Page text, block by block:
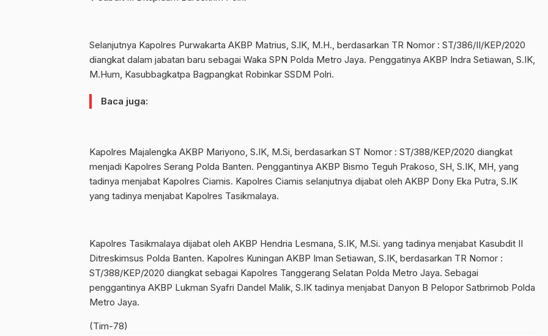
Selanjutnya Kapolres Purwakarta AKBP Matrius, S.lK, M.H., berdasarkan TR Nomor : ST/386/II/KEP/2020
diangkat dalam jabatan baru sebagai Waka SPN Polda Metro Jaya. Penggatinya AKBP Indra Setiawan, S.IK,
M.Hum, Kasubbagkatpa Bagpangkat Robinkar SSDM Polri.
Baca juga:
Kapolres Majalengka AKBP Mariyono, S.IK, M.Si, berdasarkan ST Nomor : ST/388/KEP/2020 diangkat
menjadi Kapolres Serang Polda Banten. Penggantinya AKBP Bismo Teguh Prakoso, SH, S.IK, MH, yang
tadinya menjabat Kapolres Ciamis. Kapolres Ciamis selanjutnya dijabat oleh AKBP Dony Eka Putra, S.IK
yang tadinya menjabat Kapolres Tasikmalaya.
Kapolres Tasikmalaya dijabat oleh AKBP Hendria Lesmana, S.IK, M.Si. yang tadinya menjabat Kasubdit II
Ditreskimsus Polda Banten. Kapolres Kuningan AKBP Iman Setiawan, S.IK, berdasarkan TR Nomor :
ST/388/KEP/2020 diangkat sebagai Kapolres Tanggerang Selatan Polda Metro Jaya. Sebagai
penggantinya AKBP Lukman Syafri Dandel Malik, S.IK tadinya menjabat Danyon B Pelopor Satbrimob Polda
Metro Jaya.
(Tim-78)